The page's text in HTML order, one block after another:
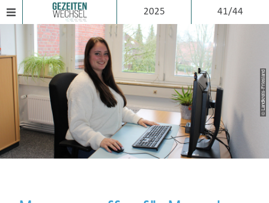
2025 41/44
© Landkreis-Friesland